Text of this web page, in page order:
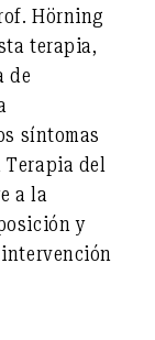
Hörning
terapia,
de
síntomas
Terapia del
a la
y